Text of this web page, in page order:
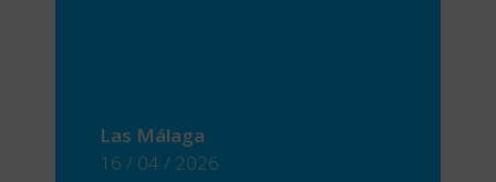
Las Málaga
16 / 04 / 2026